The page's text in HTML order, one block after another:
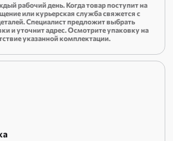
рабочий день. Когда товар поступит на
или курьерская служба свяжется с
Специалист предложит выбрать
и уточнит адрес. Осмотрите упаковку на
указанной комплектации.